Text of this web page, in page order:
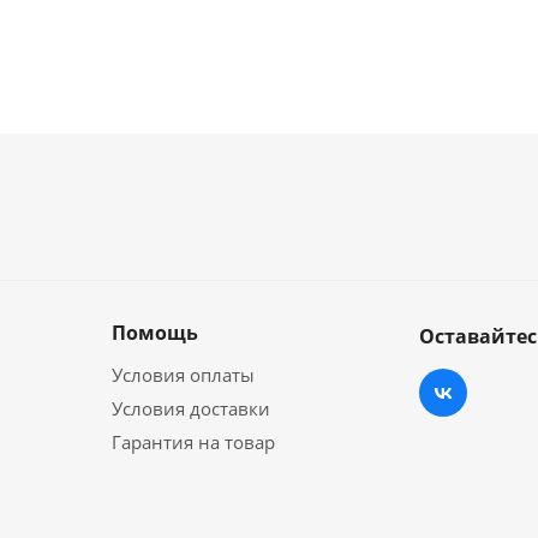
Помощь
Условия оплаты
Условия доставки
Гарантия на товар